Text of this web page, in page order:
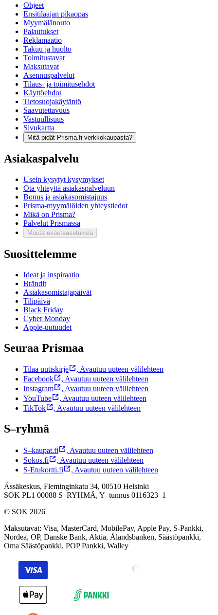
Ohjeet
Ensitilaajan pikaopas
Myymälänouto
Palautukset
Reklamaatio
Takuu ja huolto
Toimitustavat
Maksutavat
Asennuspalvelut
Tilaus- ja toimitusehdot
Käyttöehdot
Tietosuojakäytäntö
Saavutettavuus
Vastuullisuus
Sivukartta
Mitä pidät Prisma.fi-verkkokaupasta?
Asiakaspalvelu
Usein kysytyt kysymykset
Ota yhteyttä asiakaspalveluun
Bonus ja asiakasomistajuus
Prisma-myymälöiden yhteystiedot
Mikä on Prisma?
Palvelut Prismassa
Muuta evästeasetuksia
Suosittelemme
Ideat ja inspiraatio
Brändit
Asiakasomistajapäivät
Tilipäivä
Black Friday
Cyber Monday
Apple-uutuudet
Seuraa Prismaa
Tilaa uutiskirje , Avautuu uuteen välilehteen
Facebook
, Avautuu uuteen välilehteen
Instagram
, Avautuu uuteen välilehteen
YouTube
, Avautuu uuteen välilehteen
TikTok
, Avautuu uuteen välilehteen
S–ryhmä
S–kaupat.fi , Avautuu uuteen välilehteen
Sokos.fi
, Avautuu uuteen välilehteen
S-Etukortti.fi
, Avautuu uuteen välilehteen
Ässäkeskus, Fleminginkatu 34, 00510 Helsinki
SOK PL1 00088 S–RYHMÄ, Y–tunnus 0116323–1
© SOK 2026
Maksutavat: Visa, MasterCard, MobilePay, Apple Pay, S-Pankki,
Nordea, OP, Danske Bank, Aktia, Ålandsbanken, Säästöpankki,
Oma Säästöpankki, POP Pankki, Walley